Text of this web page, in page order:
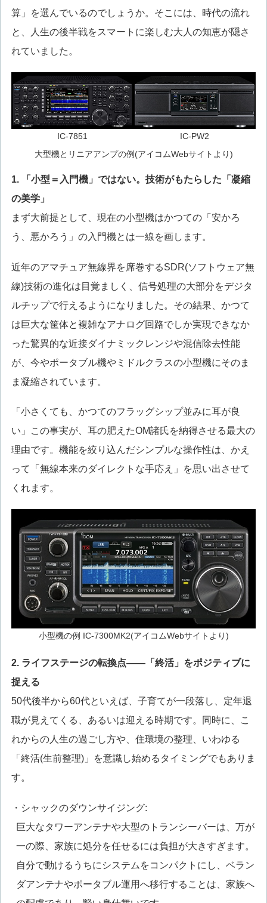
算」を選んでいるのでしょうか。そこには、時代の流れ
と、人生の後半戦をスマートに楽しむ大人の知恵が隠さ
れていました。
IC-7851
IC-PW2
大型機とリニアアンプの例(アイコムWebサイトより)
1. 「小型＝入門機」ではない。技術がもたらした「凝縮
の美学」
まず大前提として、現在の小型機はかつての「安かろ
う、悪かろう」の入門機とは一線を画します。
近年のアマチュア無線界を席巻するSDR(ソフトウェア無
線)技術の進化は目覚ましく、信号処理の大部分をデジタ
ルチップで行えるようになりました。その結果、かつて
は巨大な筐体と複雑なアナログ回路でしか実現できなか
った驚異的な近接ダイナミックレンジや混信除去性能
が、今やポータブル機やミドルクラスの小型機にそのま
ま凝縮されています。
「小さくても、かつてのフラッグシップ並みに耳が良
い」この事実が、耳の肥えたOM諸氏を納得させる最大の
理由です。機能を絞り込んだシンプルな操作性は、かえ
って「無線本来のダイレクトな手応え」を思い出させて
くれます。
小型機の例 IC-7300MK2(アイコムWebサイトより)
2. ライフステージの転換点——「終活」をポジティブに
捉える
50代後半から60代といえば、子育てが一段落し、定年退
職が見えてくる、あるいは迎える時期です。同時に、こ
れからの人生の過ごし方や、住環境の整理、いわゆる
「終活(生前整理)」を意識し始めるタイミングでもありま
す。
・シャックのダウンサイジング:
巨大なタワーアンテナや大型のトランシーバーは、万が
一の際、家族に処分を任せるには負担が大きすぎます。
自分で動けるうちにシステムをコンパクトにし、ベラン
ダアンテナやポータブル運用へ移行することは、家族へ